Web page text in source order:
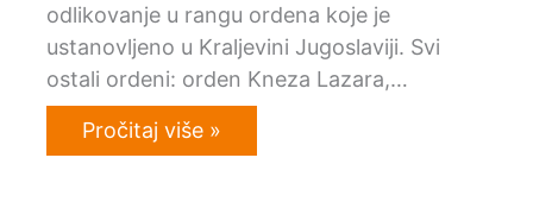
odlikovanje u rangu ordena koje je
ustanovljeno u Kraljevini Jugoslaviji. Svi
ostali ordeni: orden Kneza Lazara,…
Pročitaj više »